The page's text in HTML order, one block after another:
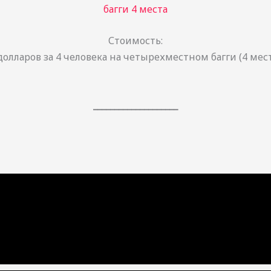
багги 4 места
Стоимость:
за 4 человека на четырехместном багги (4